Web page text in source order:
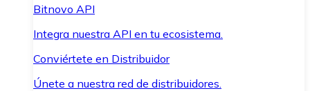
Bitnovo API
Integra nuestra API en tu ecosistema.
Conviértete en Distribuidor
Únete a nuestra red de distribuidores.